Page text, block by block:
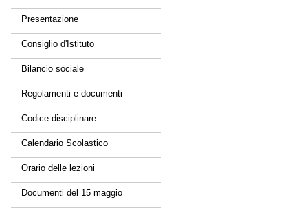
Presentazione
Consiglio d'Istituto
Bilancio sociale
Regolamenti e documenti
Codice disciplinare
Calendario Scolastico
Orario delle lezioni
Documenti del 15 maggio